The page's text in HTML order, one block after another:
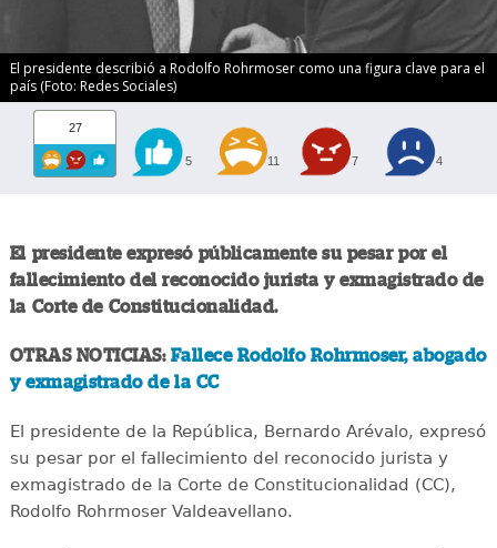
El presidente describió a Rodolfo Rohrmoser como una figura clave para el
país (Foto: Redes Sociales)
27
5 11 7 4
El presidente expresó públicamente su pesar por el
fallecimiento del reconocido jurista y exmagistrado de
la Corte de Constitucionalidad.
OTRAS NOTICIAS: Fallece Rodolfo Rohrmoser, abogado
y exmagistrado de la CC
El presidente de la República, Bernardo Arévalo, expresó
su pesar por el fallecimiento del reconocido jurista y
exmagistrado de la Corte de Constitucionalidad (CC),
Rodolfo Rohrmoser Valdeavellano.